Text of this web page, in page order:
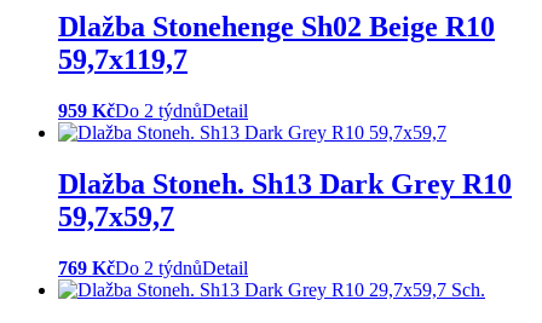
Dlažba Stonehenge Sh02 Beige R10
59,7x119,7
959 KčDo 2 týdnůDetail
Dlažba Stoneh. Sh13 Dark Grey R10
59,7x59,7
769 KčDo 2 týdnůDetail